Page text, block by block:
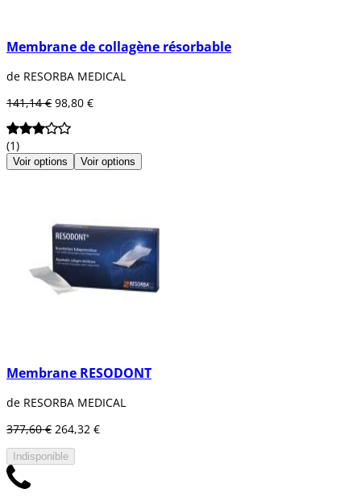
Membrane de collagène résorbable
de RESORBA MEDICAL
141,14 € 98,80 €
(1)
Voir options Voir options
Membrane RESODONT
de RESORBA MEDICAL
377,60 € 264,32 €
Indisponible